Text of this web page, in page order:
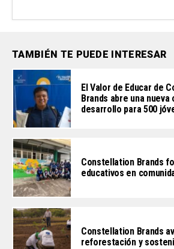
TAMBIÉN TE PUEDE INTERESAR
El Valor de Educar de
Brands abre una
desarrollo para 500
Constellation Brands
educativos en
Constellation Brands
reforestación y